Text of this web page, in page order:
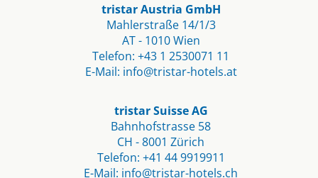
tristar Austria GmbH
Mahlerstraße 14/1/3
AT - 1010 Wien
Telefon: +43 1 2530071 11
E-Mail: info@tristar-hotels.at
tristar Suisse AG
Bahnhofstrasse 58
CH - 8001 Zürich
Telefon: +41 44 9919911
E-Mail: info@tristar-hotels.ch